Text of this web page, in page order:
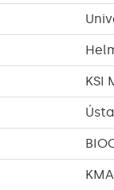
KSI